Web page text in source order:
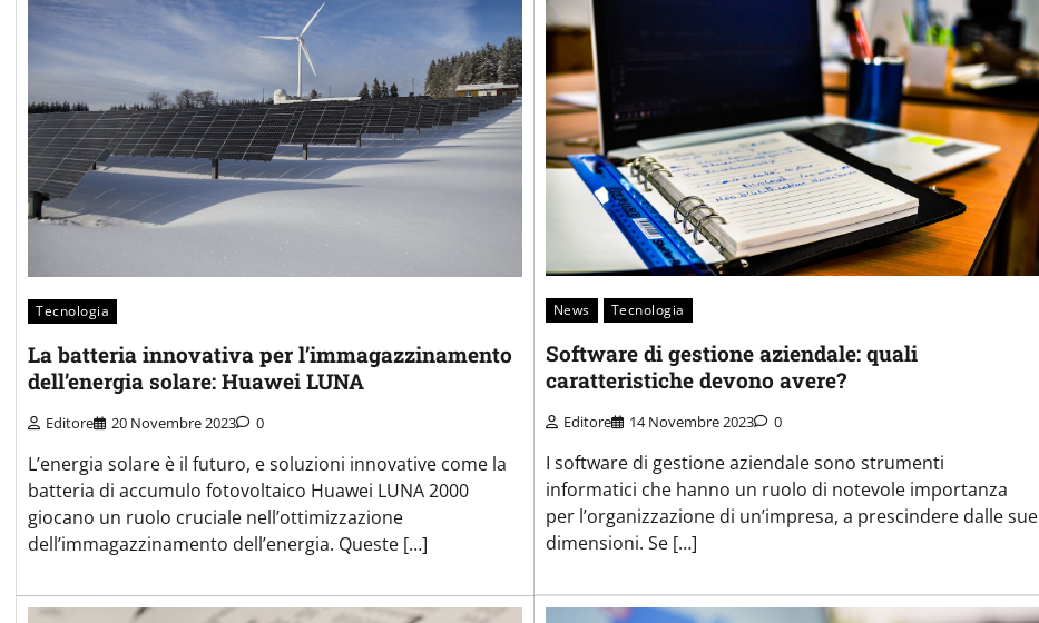
Tecnologia
La batteria innovativa per l’immagazzinamento
dell’energia solare: Huawei LUNA
Editore 20 Novembre 2023 0
L’energia solare è il futuro, e soluzioni innovative come la
batteria di accumulo fotovoltaico Huawei LUNA 2000
giocano un ruolo cruciale nell’ottimizzazione
dell’immagazzinamento dell’energia. Queste […]
News Tecnologia
Software di gestione aziendale: quali
caratteristiche devono avere?
Editore 14 Novembre 2023 0
I software di gestione aziendale sono strumenti
informatici che hanno un ruolo di notevole importanza
per l’organizzazione di un’impresa, a prescindere dalle sue
dimensioni. Se […]